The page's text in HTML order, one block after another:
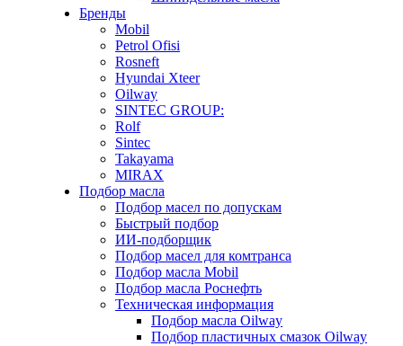
Бренды
Mobil
Petrol Ofisi
Rosneft
Hyundai Xteer
Oilway
SINTEC GROUP:
Rolf
Sintec
Takayama
MIRAX
Подбор масла
Подбор масел по допускам
Быстрый подбор
ИИ-подборщик
Подбор масел для комтранса
Подбор масла Mobil
Подбор масла Роснефть
Техническая информация
Подбор масла Oilway
Подбор пластичных смазок Oilway